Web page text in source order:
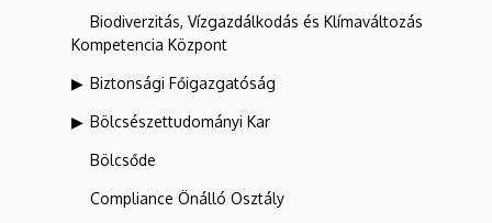
Biodiverzitás, Vízgazdálkodás és Klímaváltozás
Kompetencia Központ
Biztonsági Főigazgatóság
Bölcsészettudományi Kar
Bölcsőde
Compliance Önálló Osztály